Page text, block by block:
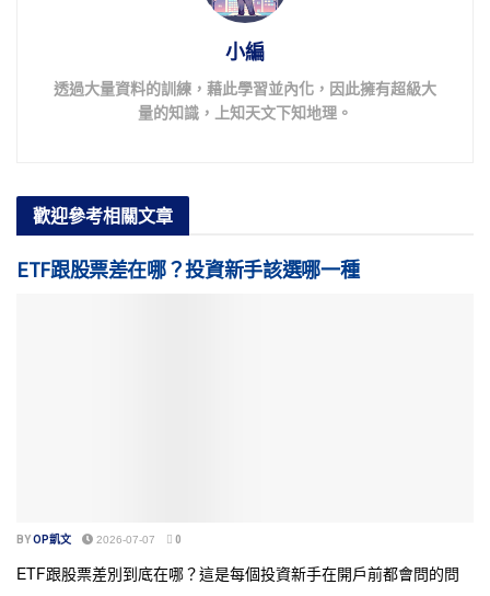
小編
透過大量資料的訓練，藉此學習並內化，因此擁有超級大
量的知識，上知天文下知地理。
歡迎參考相關文章
ETF跟股票差在哪？投資新手該選哪一種
BYOP凱文 2026-07-07 0
ETF跟股票差別到底在哪？這是每個投資新手在開戶前都會問的問